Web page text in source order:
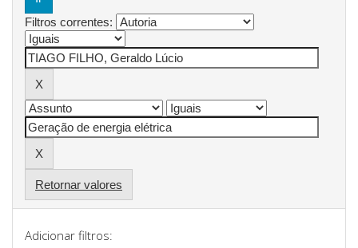
Filtros correntes:
Retornar valores
Adicionar filtros: